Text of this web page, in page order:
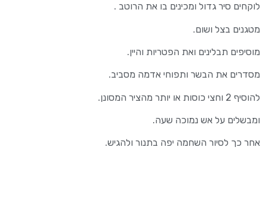
לוקחים סיר גדול ומכינים בו את הרוטב .
מטגנים בצל ושום.
מוסיפים תבלינים ואת הפטריות והיין.
מסדרים את הבשר ותפוחי אדמה מסביב.
להוסיף 2 וחצי כוסות או יותר מהציר המסונן.
ומבשלים על אש נמוכה שעה.
אחר כך לסיור השחמה יפה בתנור ולהגיש.